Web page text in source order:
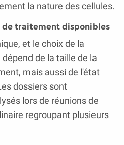
la nature des cellules.
de traitement disponibles
et le choix de la
de la taille de la
mais aussi de l'état
dossiers sont
lors de réunions de
regroupant plusieurs